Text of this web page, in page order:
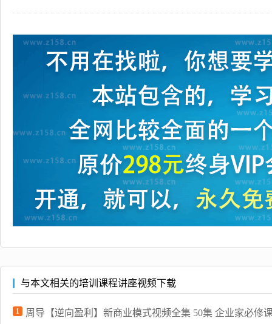
与本文相关的培训课程讲座视频下载
1 周导【逆向盈利】新商业模式视频全集 50集 企业家必修